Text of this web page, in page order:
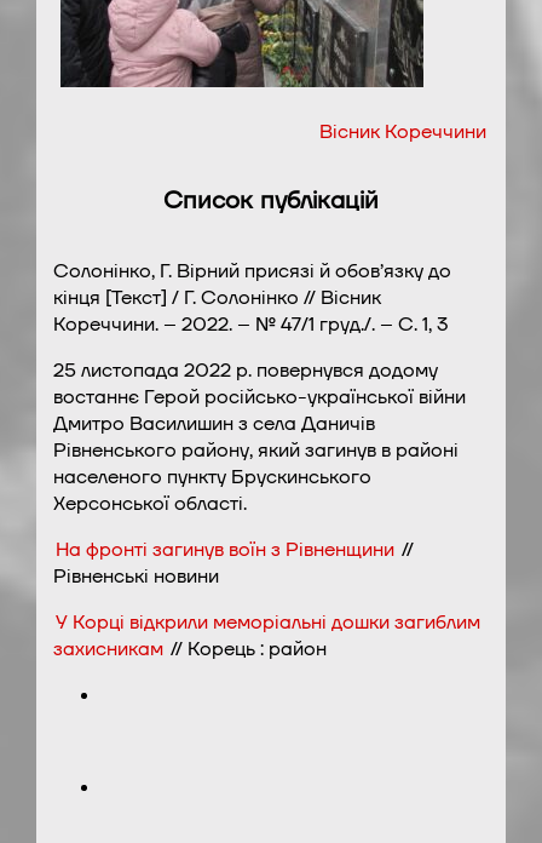
Вісник Кореччини
Список публікацій
Солонінко, Г. Вірний присязі й обов’язку до
кінця [Текст] / Г. Солонінко // Вісник
Кореччини. – 2022. – № 47/1 груд./. – С. 1, 3
25 листопада 2022 р. повернувся додому
востаннє Герой російсько-української війни
Дмитро Василишин з села Даничів
Рівненського району, який загинув в районі
населеного пункту Брускинського
Херсонської області.
На фронті загинув воїн з Рівненщини //
Рівненські новини
У Корці відкрили меморіальні дошки загиблим
захисникам // Корець : район